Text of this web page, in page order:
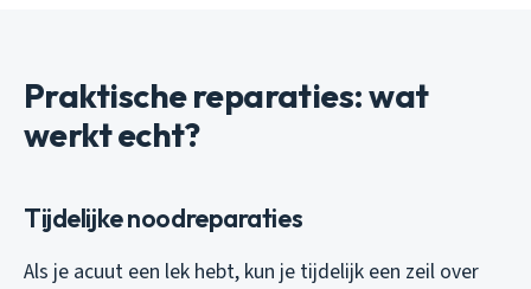
Praktische reparaties: wat
werkt echt?
Tijdelijke noodreparaties
Als je acuut een lek hebt, kun je tijdelijk een zeil over